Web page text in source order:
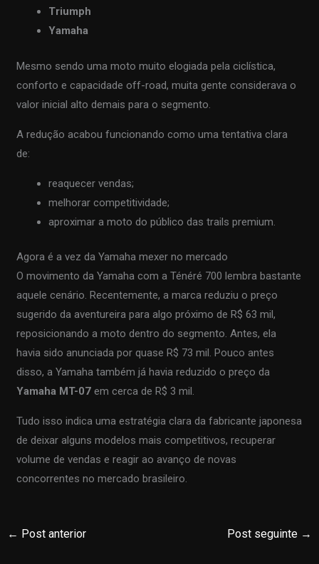
Triumph
Yamaha
Mesmo sendo uma moto muito elogiada pela ciclística,
conforto e capacidade off-road, muita gente considerava o
valor inicial alto demais para o segmento.
A redução acabou funcionando como uma tentativa clara
de:
reaquecer vendas;
melhorar competitividade;
aproximar a moto do público das trails premium.
Agora é a vez da Yamaha mexer no mercado
O movimento da Yamaha com a Ténéré 700 lembra bastante
aquele cenário. Recentemente, a marca reduziu o preço
sugerido da aventureira para algo próximo de R$ 63 mil,
reposicionando a moto dentro do segmento. Antes, ela
havia sido anunciada por quase R$ 73 mil. Pouco antes
disso, a Yamaha também já havia reduzido o preço da
Yamaha MT-07 em cerca de R$ 3 mil.
Tudo isso indica uma estratégia clara da fabricante japonesa
de deixar alguns modelos mais competitivos, recuperar
volume de vendas e reagir ao avanço de novas
concorrentes no mercado brasileiro.
← Post anterior Post seguinte →